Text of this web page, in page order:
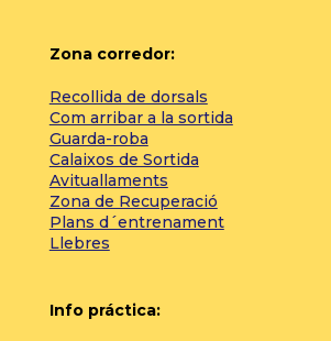
Zona corredor:
Recollida de dorsals
Com arribar a la sortida
Guarda-roba
Calaixos de Sortida
Avituallaments
Zona de Recuperació
Plans d´entrenament
Llebres
Info práctica: